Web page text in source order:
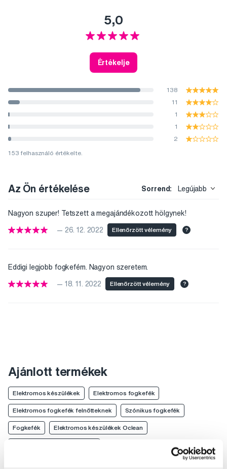
5,0
Értékelje
138
11
1
1
2
153 felhasználó értékelte.
Az Ön értékelése Sorrend: Legújabb
Nagyon szuper! Tetszett a megajándékozott hölgynek!
— 26. 12. 2022 Ellenőrzött vélemény ?
Eddigi legjobb fogkefém. Nagyon szeretem.
— 18. 11. 2022 Ellenőrzött vélemény ?
Ajánlott termékek
Elektromos készülékek Elektromos fogkefék
Elektromos fogkefék felnőtteknek Szónikus fogkefék
Fogkefék Elektromos készülékek Oclean